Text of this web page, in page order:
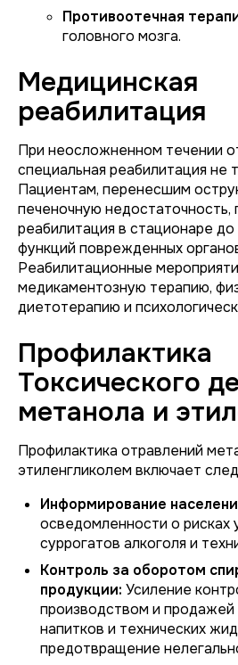
Противоотечная
головного мозга.
Медицинская
реабилитация
При неосложненном течении
специальная реабилитация не
Пациентам, перенесшим
печеночную недостаточность,
реабилитация в стационаре
функций поврежденных
Реабилитационные
медикаментозную терапию,
диетотерапию и
Профилактика
Токсического
метанола и
Профилактика отравлений
этиленгликолем включает
Информирование
осведомленности о рисках
суррогатов алкоголя и
Контроль за оборотом
продукции: Усиление
производством и продажей
напитков и технических
предотвращение